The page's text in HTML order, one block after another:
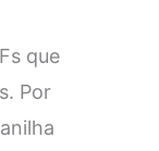
que
Por